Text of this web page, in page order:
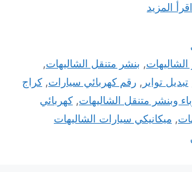
اقرأ المزيد
, بنشر متنقل الشاليهات,
تبديل تواير , رقم كهربائي سيارات, كراج
وبنشر متنقل الشاليهات, كهربائي
, ميكانيكي سيارات الشاليهات